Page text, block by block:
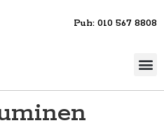
Puh: 010 567 8808